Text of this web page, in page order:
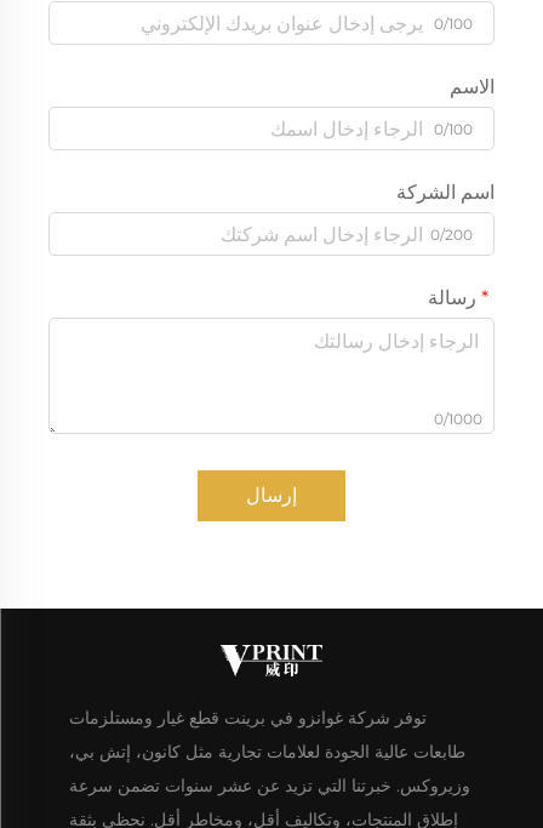
0/100
الاسم
0/100
اسم الشركة
0/200
رسالة
0/1000
إرسال
توفر شركة غوانزو في برينت قطع غيار ومستلزمات
طابعات عالية الجودة لعلامات تجارية مثل كانون، إتش بي،
وزيروكس. خبرتنا التي تزيد عن عشر سنوات تضمن سرعة
إطلاق المنتجات، وتكاليف أقل، ومخاطر أقل. نحظى بثقة